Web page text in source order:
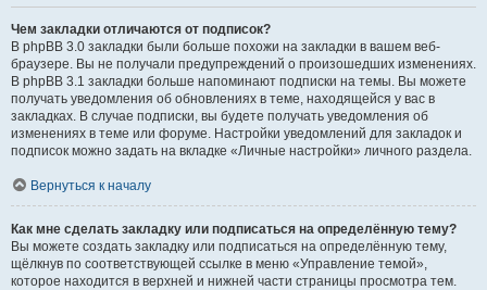
Чем закладки отличаются от подписок?
В phpBB 3.0 закладки были больше похожи на закладки в вашем веб-
браузере. Вы не получали предупреждений о произошедших изменениях.
В phpBB 3.1 закладки больше напоминают подписки на темы. Вы можете
получать уведомления об обновлениях в теме, находящейся у вас в
закладках. В случае подписки, вы будете получать уведомления об
изменениях в теме или форуме. Настройки уведомлений для закладок и
подписок можно задать на вкладке «Личные настройки» личного раздела.
Вернуться к началу
Как мне сделать закладку или подписаться на определённую тему?
Вы можете создать закладку или подписаться на определённую тему,
щёлкнув по соответствующей ссылке в меню «Управление темой»,
которое находится в верхней и нижней части страницы просмотра тем.